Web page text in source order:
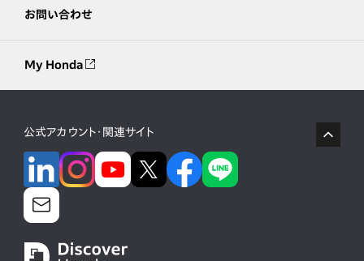
お問い合わせ
My Honda
公式アカウント・関連サイト